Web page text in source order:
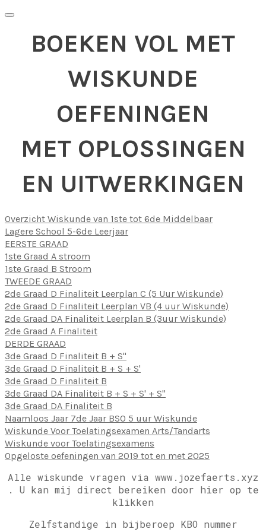
BOEKEN VOL MET
WISKUNDE
OEFENINGEN
MET OPLOSSINGEN
EN UITWERKINGEN
Overzicht Wiskunde van 1ste tot 6de Middelbaar
Lagere School 5-6de Leerjaar
EERSTE GRAAD
1ste Graad A stroom
1ste Graad B Stroom
TWEEDE GRAAD
2de Graad D Finaliteit Leerplan C (5 Uur Wiskunde)
2de Graad D Finaliteit Leerplan VB (4 uur Wiskunde)
2de Graad DA Finaliteit Leerplan B (3uur Wiskunde)
2de Graad A Finaliteit
DERDE GRAAD
3de Graad D Finaliteit B + S"
3de Graad D Finaliteit B + S + S'
3de Graad D Finaliteit B
3de Graad DA Finaliteit B + S + S' + S"
3de Graad DA Finaliteit B
Naamloos Jaar 7de Jaar BSO 5 uur Wiskunde
Wiskunde Voor Toelatingsexamen Arts/Tandarts
Wiskunde voor Toelatingsexamens
Opgeloste oefeningen van 2019 tot en met 2025
Alle wiskunde vragen via www.jozefaerts.xyz
. U kan mij direct bereiken door hier op te
klikken
Zelfstandige in bijberoep KBO nummer